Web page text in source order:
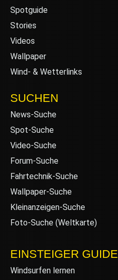
Spotguide
Stories
Videos
Wallpaper
Wind- & Wetterlinks
SUCHEN
News-Suche
Spot-Suche
Video-Suche
Forum-Suche
Fahrtechnik-Suche
Wallpaper-Suche
Kleinanzeigen-Suche
Foto-Suche (Weltkarte)
EINSTEIGER GUIDE
Windsurfen lernen